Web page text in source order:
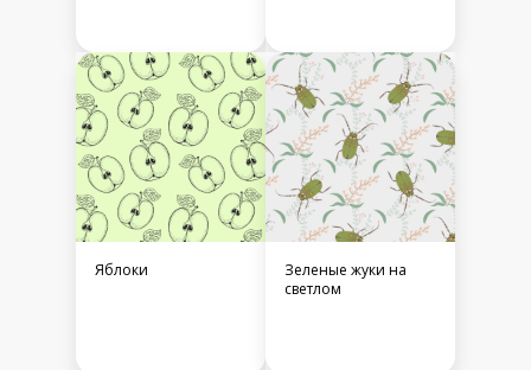
Яблоки
Зеленые жуки на
светлом